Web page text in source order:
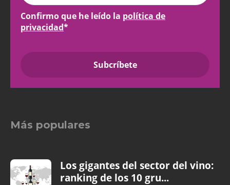
Confirmo que he leído la política de
privacidad*
Más populares
Los gigantes del sector del vino:
ranking de los 10 gru...